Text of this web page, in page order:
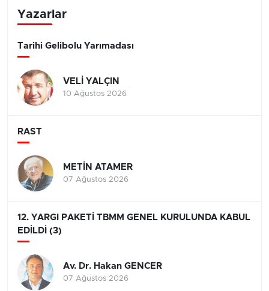
Yazarlar
Tarihi Gelibolu Yarımadası
VELİ YALÇIN
10 Ağustos 2026
RAST
METİN ATAMER
07 Ağustos 2026
12. YARGI PAKETİ TBMM GENEL KURULUNDA KABUL
EDİLDİ (3)
Av. Dr. Hakan GENCER
07 Ağustos 2026